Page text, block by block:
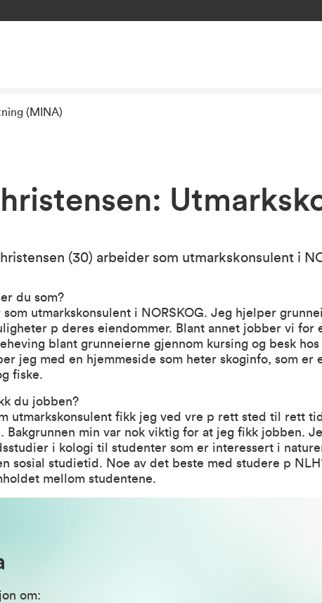
(MINA)
(30) arbeider som utmarkskonsulent i
du som?
utmarkskonsulent i NORSKOG. Jeg hjelper
p deres eiendommer. Blant annet jobber vi for
blant grunneierne gjennom kursing og besk hos
jeg med en hjemmeside som heter skoginfo, som er
fiske.
du jobben?
utmarkskonsulent fikk jeg ved vre p rett sted til rett
Bakgrunnen min var nok viktig for at jeg fikk jobben.
i kologi til studenter som er interessert i
sosial studietid. Noe av det beste med studere p
mellom studentene.
om: